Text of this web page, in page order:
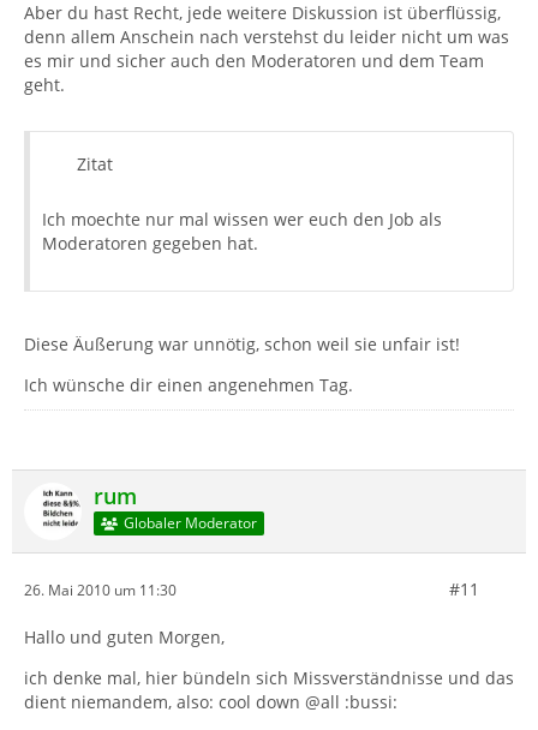
Aber du hast Recht, jede weitere Diskussion ist überflüssig,
denn allem Anschein nach verstehst du leider nicht um was
es mir und sicher auch den Moderatoren und dem Team
geht.
Zitat
Ich moechte nur mal wissen wer euch den Job als
Moderatoren gegeben hat.
Diese Äußerung war unnötig, schon weil sie unfair ist!
Ich wünsche dir einen angenehmen Tag.
rum
Globaler Moderator
26. Mai 2010 um 11:30 #11
Hallo und guten Morgen,
ich denke mal, hier bündeln sich Missverständnisse und das
dient niemandem, also: cool down @all :bussi: